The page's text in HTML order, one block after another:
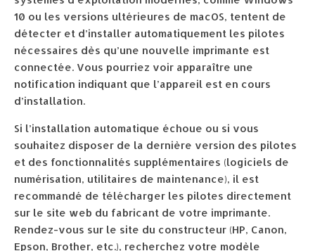
10 ou les versions ultérieures de macOS, tentent de
détecter et d’installer automatiquement les pilotes
nécessaires dès qu’une nouvelle imprimante est
connectée. Vous pourriez voir apparaître une
notification indiquant que l’appareil est en cours
d’installation.
Si l’installation automatique échoue ou si vous
souhaitez disposer de la dernière version des pilotes
et des fonctionnalités supplémentaires (logiciels de
numérisation, utilitaires de maintenance), il est
recommandé de télécharger les pilotes directement
sur le site web du fabricant de votre imprimante.
Rendez-vous sur le site du constructeur (HP, Canon,
Epson, Brother, etc.), recherchez votre modèle